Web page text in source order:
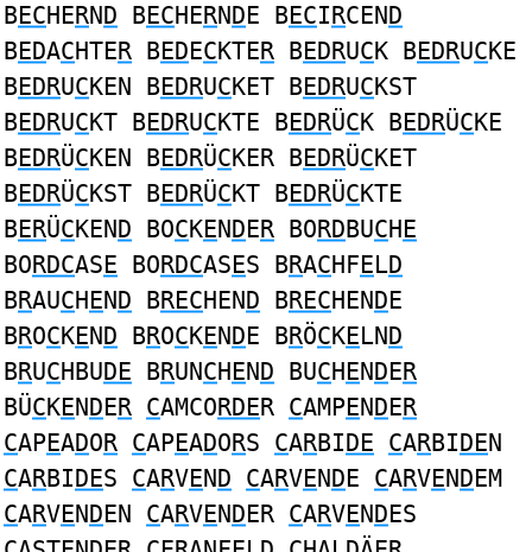
BECHERND BECHERNDE BECIRCEND
BEDACHTER BEDECKTER BEDRUCK BEDRUCKE
BEDRUCKEN BEDRUCKET BEDRUCKST
BEDRUCKT BEDRUCKTE BEDRÜCK BEDRÜCKE
BEDRÜCKEN BEDRÜCKER BEDRÜCKET
BEDRÜCKST BEDRÜCKT BEDRÜCKTE
BERÜCKEND BOCKENDER BORDBUCHE
BORDCASE BORDCASES BRACHFELD
BRAUCHEND BRECHEND BRECHENDE
BROCKEND BROCKENDE BRÖCKELND
BRUCHBUDE BRUNCHEND BUCHENDER
BÜCKENDER CAMCORDER CAMPENDER
CAPEADOR CAPEADORS CARBIDE CARBIDEN
CARBIDES CARVEND CARVENDE CARVENDEM
CARVENDEN CARVENDER CARVENDES